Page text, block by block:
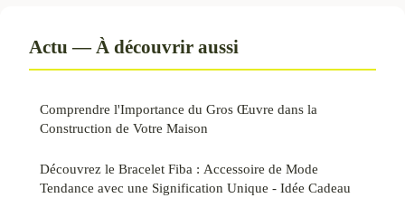
Actu — À découvrir aussi
Comprendre l'Importance du Gros Œuvre dans la
Construction de Votre Maison
Découvrez le Bracelet Fiba : Accessoire de Mode
Tendance avec une Signification Unique - Idée Cadeau